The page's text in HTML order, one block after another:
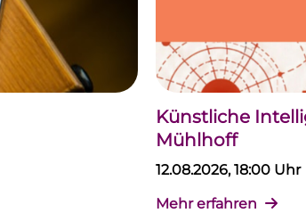
Künstliche
Mühlhoff
12.08.2026, 18:00 Uhr
Mehr erfahren